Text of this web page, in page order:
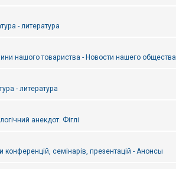
- литература
нашого товариства - Новости нашего общества
- литература
анекдот. Фіглі
конференцій, семінарів, презентацій - Анонсы